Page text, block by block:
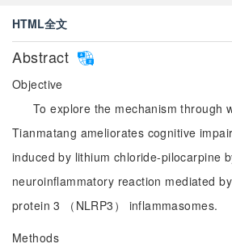
HTML全文
Abstract
Objective
To explore the mechanism through
Tianmatang ameliorates cognitive
induced by lithium chloride-pilocarpine
neuroinflammatory reaction mediated
protein 3 （NLRP3） inflammasomes.
Methods